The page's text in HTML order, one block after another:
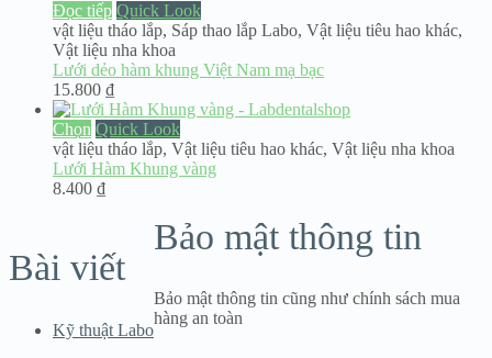
Đọc tiếp Quick Look
vật liệu tháo lắp, Sáp thao lắp Labo, Vật liệu tiêu hao khác,
Vật liệu nha khoa
Lưới dẻo hàm khung Việt Nam mạ bạc
15.800 ₫
Chọn Quick Look
vật liệu tháo lắp, Vật liệu tiêu hao khác, Vật liệu nha khoa
Lưới Hàm Khung vàng
8.400 ₫
Bài viết
Kỹ thuật Labo
Bảo mật thông tin
Bảo mật thông tin cũng như chính sách mua
hàng an toàn